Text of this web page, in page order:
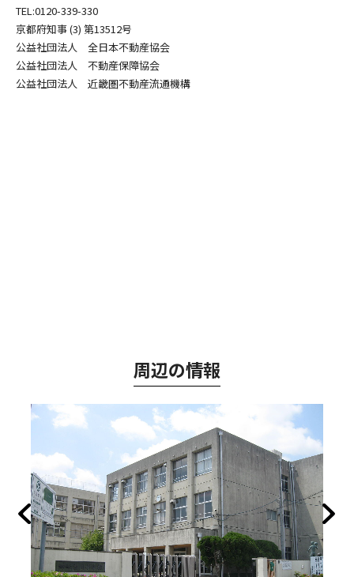
TEL:0120-339-330
京都府知事 (3) 第13512号
公益社団法人 全日本不動産協会
公益社団法人 不動産保障協会
公益社団法人 近畿圏不動産流通機構
周辺の情報